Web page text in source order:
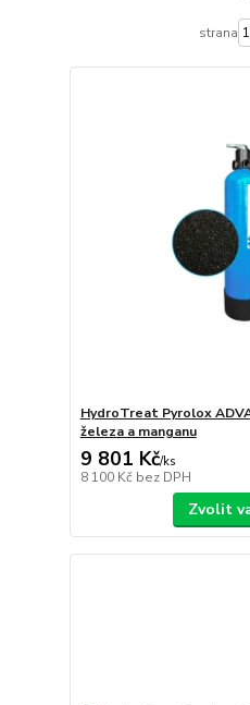
strana
HydroTreat Pyrolox
železa a manganu
9 801 Kč/ks
8 100 Kč bez DPH
Zvolit